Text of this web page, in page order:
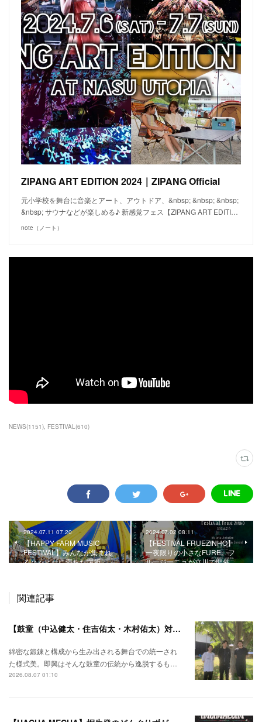
ZIPANG ART EDITION 2024｜ZIPANG Official
元小学校を舞台に音楽とアート、アウトドア、&nbsp; &nbsp; &nbsp;
&nbsp; サウナなどが楽しめる♪ 新感覚フェス【ZIPANG ART EDITI…
note（ノート）
NEWS(1151) FESTIVAL (610)
2024.07.11 07:20
【HAPPY FARM MUSIC
FESTIVAL】みんなが集まれ
るハッピーに満ちた場所。
2024.07.02 08:11
【FESTIVAL FRUEZINHO】
一夜限りの小さなFURE。フ
ルージーニョが立川で開催。
関連記事
【鼓童（中込健太・住吉佑太・木村佑太）対談】即興で得られる新たな感覚。
綿密な鍛錬と構成から生み出される舞台での統一され
た様式美。即興はそんな鼓童の伝統から逸脱するも…
2026.08.07 01:10